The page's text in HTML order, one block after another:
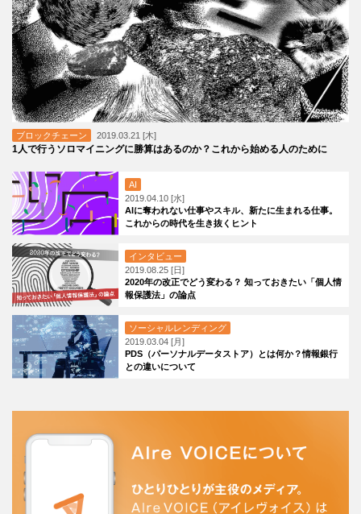
ブロックチェーン 2019.03.21 [木]
1人で行うソロマイニングに勝算はあるのか？これから始める人のために
AI
2019.04.10 [水]
AIに奪われない仕事やスキル、新たに生まれる仕事。
これからの時代を生き抜くヒント
インタビュー
2019.08.25 [日]
2020年の改正でどう変わる？ 知っておきたい「個人情
報保護法」の論点
ソーシャルレンディング
2019.03.04 [月]
PDS（パーソナルデータストア）とは何か？情報銀行
との違いについて